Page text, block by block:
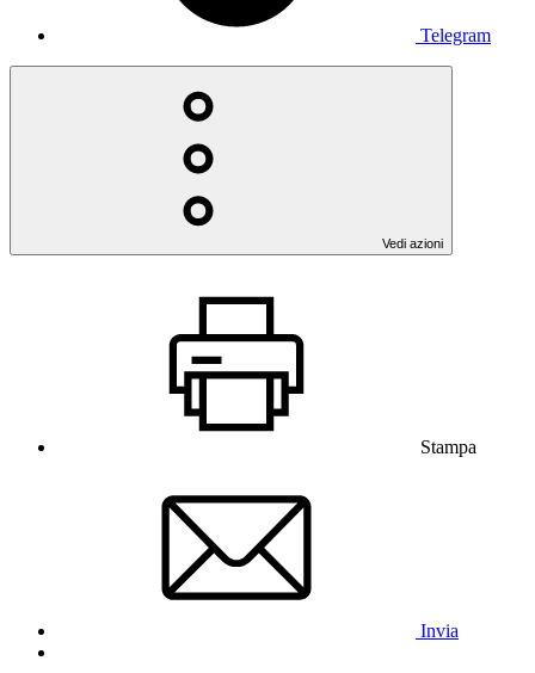
Telegram
Vedi azioni
Stampa
Invia